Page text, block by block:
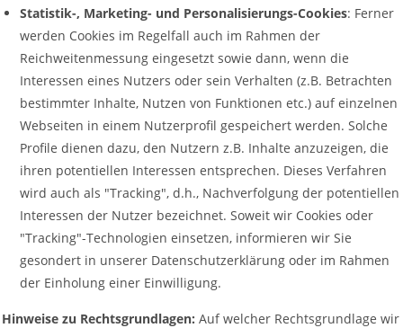
Statistik-, Marketing- und Personalisierungs-Cookies: Ferner
werden Cookies im Regelfall auch im Rahmen der
Reichweitenmessung eingesetzt sowie dann, wenn die
Interessen eines Nutzers oder sein Verhalten (z.B. Betrachten
bestimmter Inhalte, Nutzen von Funktionen etc.) auf einzelnen
Webseiten in einem Nutzerprofil gespeichert werden. Solche
Profile dienen dazu, den Nutzern z.B. Inhalte anzuzeigen, die
ihren potentiellen Interessen entsprechen. Dieses Verfahren
wird auch als "Tracking", d.h., Nachverfolgung der potentiellen
Interessen der Nutzer bezeichnet. Soweit wir Cookies oder
"Tracking"-Technologien einsetzen, informieren wir Sie
gesondert in unserer Datenschutzerklärung oder im Rahmen
der Einholung einer Einwilligung.
Hinweise zu Rechtsgrundlagen: Auf welcher Rechtsgrundlage wir